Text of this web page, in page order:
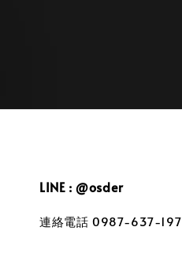
LINE : @osder
連絡電話 0987-637-197